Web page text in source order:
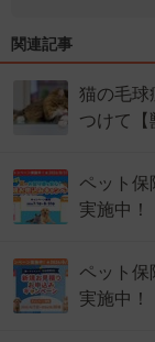
関連記事
猫の毛球
つけて【
ペット保
実施中！
ペット保
実施中！